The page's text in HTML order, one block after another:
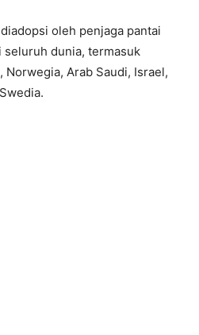
oleh penjaga pantai
dunia, termasuk
Norwegia, Arab Saudi, Israel,